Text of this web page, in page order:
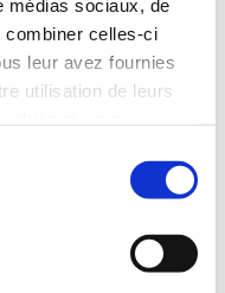
médias sociaux, de
combiner celles-ci
leur avez fournies
utilisation de leurs
la plénitude
avec